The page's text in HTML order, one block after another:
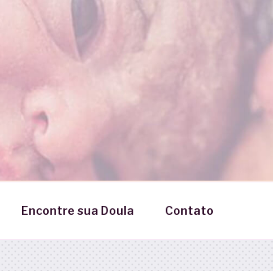
Encontre sua Doula Contato